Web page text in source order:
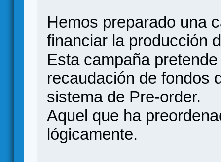
Hemos preparado una
financiar la producción
Esta campaña
recaudación de fondos
sistema de Pre-order.
Aquel que ha
lógicamente.